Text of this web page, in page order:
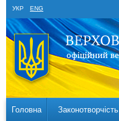
УКР ENG
Головна Законотворчість